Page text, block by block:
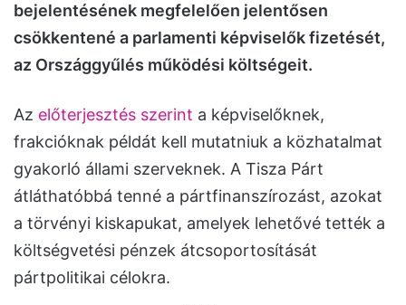
bejelentésének megfelelően jelentősen
csökkentené a parlamenti képviselők fizetését,
az Országgyűlés működési költségeit.
Az előterjesztés szerint a képviselőknek,
frakcióknak példát kell mutatniuk a közhatalmat
gyakorló állami szerveknek. A Tisza Párt
átláthatóbbá tenné a pártfinanszírozást, azokat
a törvényi kiskapukat, amelyek lehetővé tették a
költségvetési pénzek átcsoportosítását
pártpolitikai célokra.